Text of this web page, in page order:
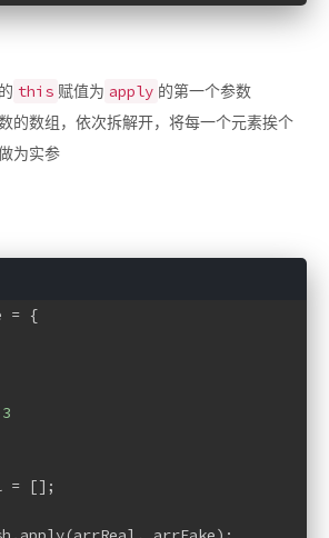
this 赋值为 apply 的第一个参数
的数组，依次拆解开，将每一个元素挨个
为实参
= {
3
= [];